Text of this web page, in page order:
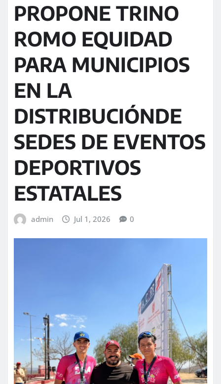
PROPONE TRINO
ROMO EQUIDAD
PARA MUNICIPIOS
EN LA
DISTRIBUCIÓNDE
SEDES DE EVENTOS
DEPORTIVOS
ESTATALES
admin Jul 1, 2026 0